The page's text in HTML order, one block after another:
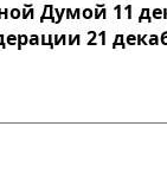
Думой 11
21